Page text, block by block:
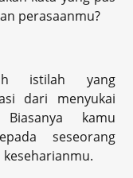
perasaanmu?
istilah yang
dari menyukai
kamu
seseorang